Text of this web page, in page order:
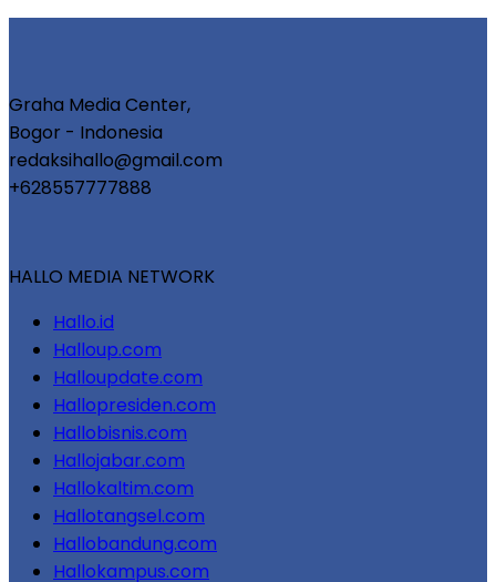
Graha Media Center,
Bogor - Indonesia
redaksihallo@gmail.com
+628557777888
HALLO MEDIA NETWORK
Hallo.id
Halloup.com
Halloupdate.com
Hallopresiden.com
Hallobisnis.com
Hallojabar.com
Hallokaltim.com
Hallotangsel.com
Hallobandung.com
Hallokampus.com